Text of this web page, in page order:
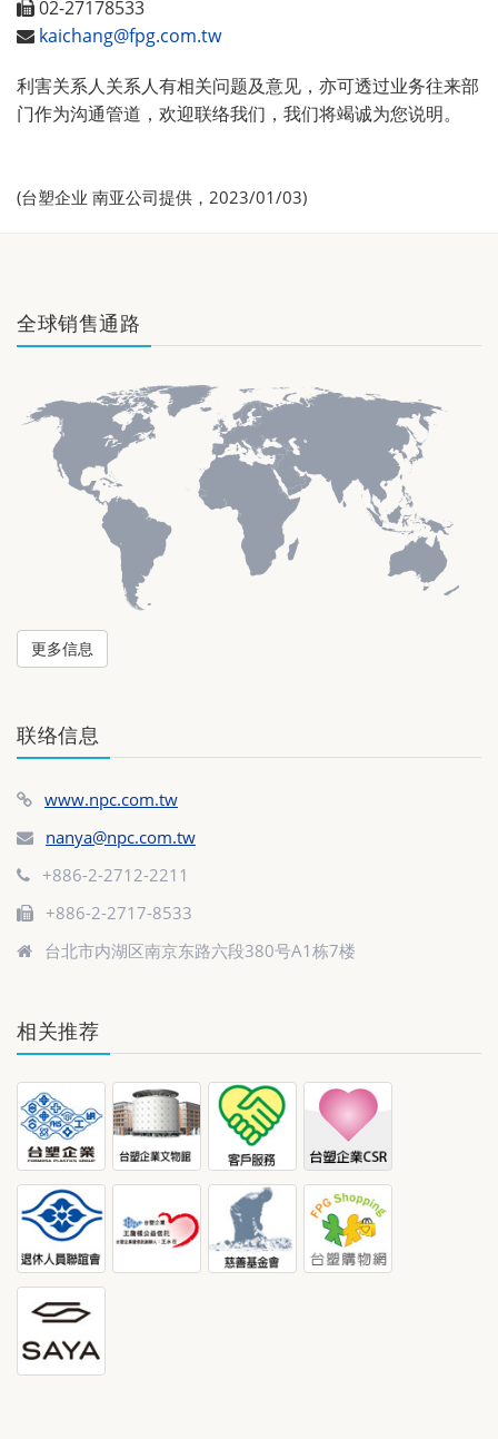
02-27178533
kaichang@fpg.com.tw
利害关系人关系人有相关问题及意见，亦可透过业务往来部
门作为沟通管道，欢迎联络我们，我们将竭诚为您说明。
(台塑企业 南亚公司提供，2023/01/03)
全球销售通路
更多信息
联络信息
www.npc.com.tw
nanya@npc.com.tw
+886-2-2712-2211
+886-2-2717-8533
台北市内湖区南京东路六段380号A1栋7楼
相关推荐